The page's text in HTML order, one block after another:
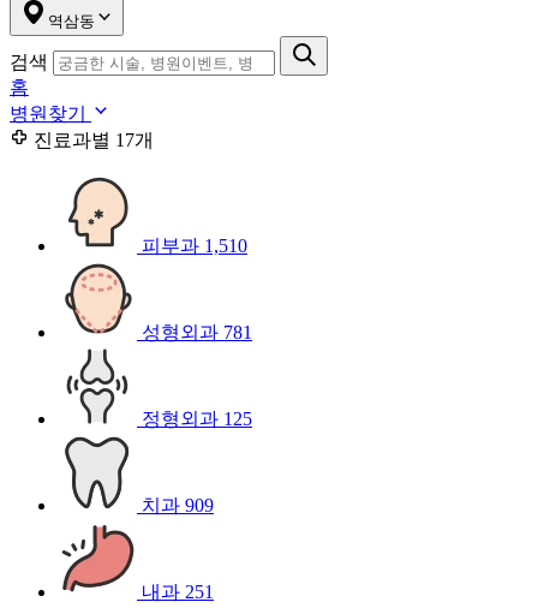
역삼동
검색
홈
병원찾기
진료과별 17개
피부과 1,510
성형외과 781
정형외과 125
치과 909
내과 251